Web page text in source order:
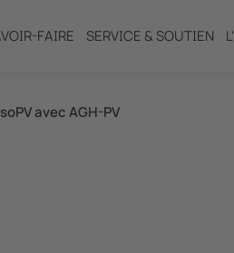
FAIRE SERVICE & SOUTIEN
avec AGH-PV